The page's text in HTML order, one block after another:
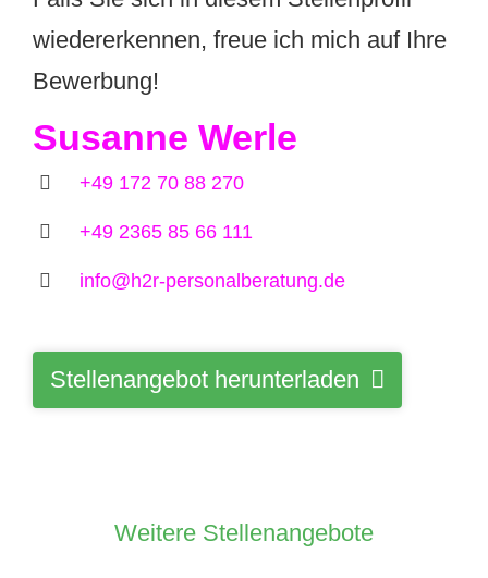
wiedererkennen, freue ich mich auf Ihre
Bewerbung!
Susanne Werle
+49 172 70 88 270
+49 2365 85 66 111
info@h2r-personalberatung.de
Stellenangebot herunterladen
Weitere Stellenangebote